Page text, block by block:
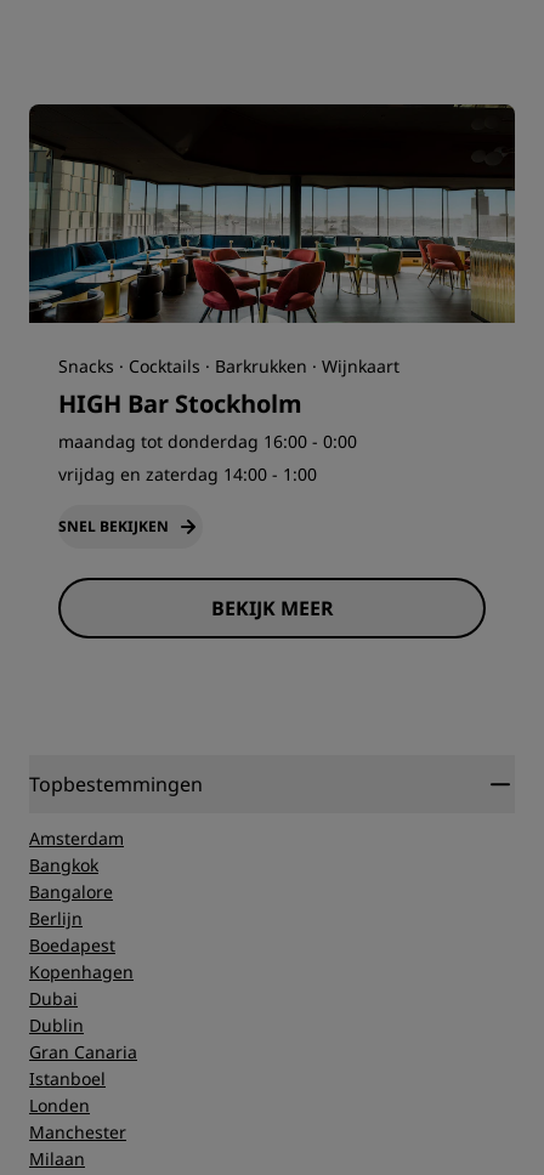
Snacks · Cocktails · Barkrukken · Wijnkaart
HIGH Bar Stockholm
maandag tot donderdag 16:00 - 0:00
vrijdag en zaterdag 14:00 - 1:00
SNEL BEKIJKEN
BEKIJK MEER
Topbestemmingen
Amsterdam
Bangkok
Bangalore
Berlijn
Boedapest
Kopenhagen
Dubai
Dublin
Gran Canaria
Istanboel
Londen
Manchester
Milaan